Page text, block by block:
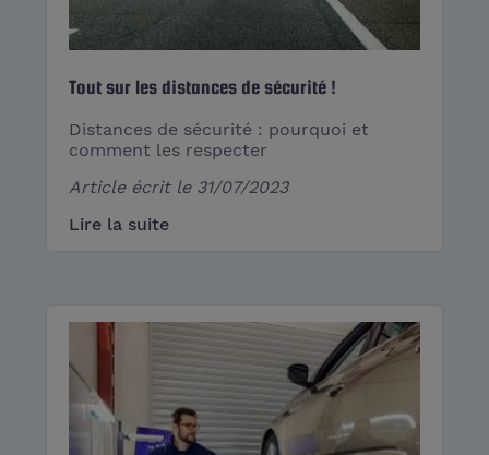
Tout sur les distances de sécurité !
Distances de sécurité : pourquoi et
comment les respecter
Article écrit le 31/07/2023
Lire la suite